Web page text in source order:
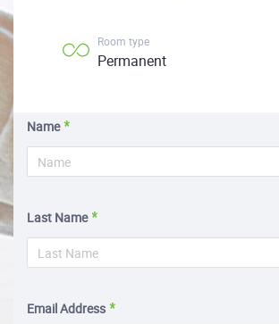
Room type
Permanent
Name
Last Name
Email Address